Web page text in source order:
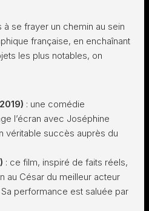
à se frayer un chemin au sein
française, en enchaînant
les plus notables, on
: une comédie
l’écran avec Joséphine
véritable succès auprès du
: ce film, inspiré de faits réels,
au César du meilleur acteur
performance est saluée par